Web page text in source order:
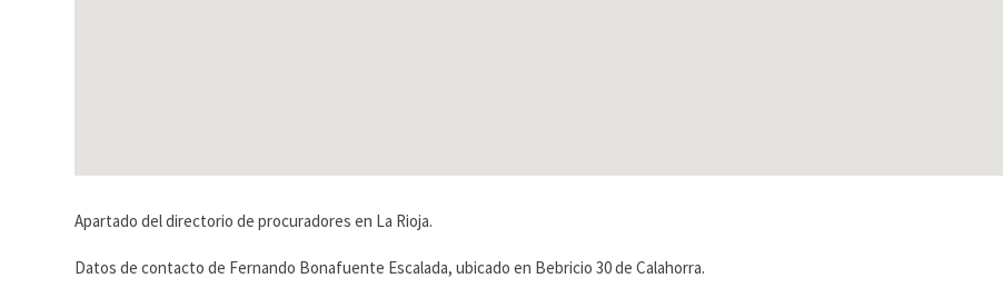
Apartado del directorio de procuradores en La Rioja.
Datos de contacto de Fernando Bonafuente Escalada, ubicado en Bebricio 30 de Calahorra.